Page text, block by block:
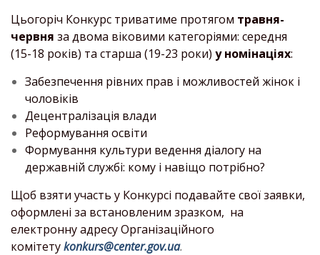
Цьогоріч Конкурс триватиме протягом травня-
червня за двома віковими категоріями: середня
(15-18 років) та старша (19-23 роки) у номінаціях:
Забезпечення рівних прав і можливостей жінок і
чоловіків
Децентралізація влади
Реформування освіти
Формування культури ведення діалогу на
державній службі: кому і навіщо потрібно?
Щоб взяти участь у Конкурсі подавайте свої заявки,
оформлені за встановленим зразком, на
електронну адресу Організаційного
комітетуkonkurs@center.gov.ua.